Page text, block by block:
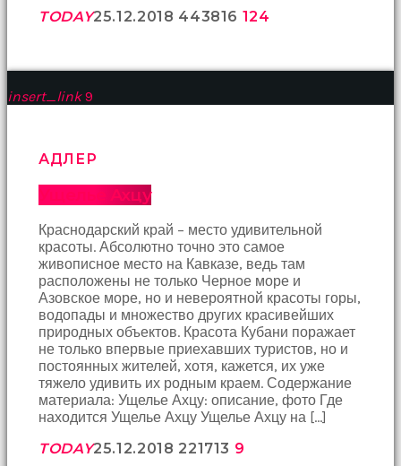
gebelik
tutar.
TODAY25.12.2018 443816 124
insert_link 9
АДЛЕР
Ущелье Ахцу
Краснодарский край – место удивительной
красоты. Абсолютно точно это самое
живописное место на Кавказе, ведь там
расположены не только Черное море и
Азовское море, но и невероятной красоты горы,
водопады и множество других красивейших
природных объектов. Красота Кубани поражает
не только впервые приехавших туристов, но и
постоянных жителей, хотя, кажется, их уже
тяжело удивить их родным краем. Содержание
материала: Ущелье Ахцу: описание, фото Где
находится Ущелье Ахцу Ущелье Ахцу на […]
TODAY25.12.2018 221713 9